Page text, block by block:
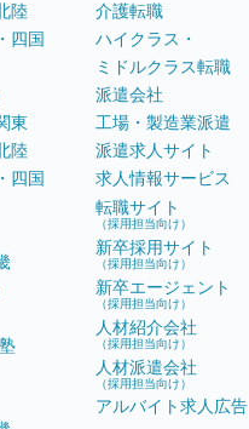
陸
四国
東
陸
四国
介護転職
ハイクラス・
ミドルクラス転職
派遣会社
工場・製造業派遣
派遣求人サイト
求人情報サービス
転職サイト
（採用担当向け）
新卒採用サイト
（採用担当向け）
新卒エージェント
（採用担当向け）
人材紹介会社
（採用担当向け）
人材派遣会社
（採用担当向け）
アルバイト求人広告